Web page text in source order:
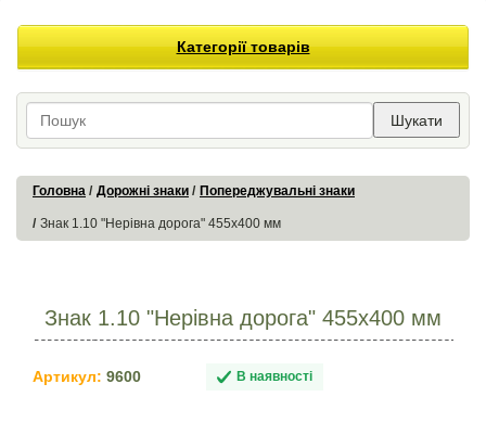
Категорії товарів
Шукати
Головна Дорожні знаки Попереджувальні знаки
Знак 1.10 "Нерівна дорога" 455х400 мм
Знак 1.10 "Нерівна дорога" 455х400 мм
Артикул: 9600 В наявності